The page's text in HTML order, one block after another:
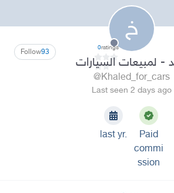
خ
93
Follow 0ratings
- لمبيعات السيارات
@Khaled_for_cars
Last seen 2 days ago
last yr.
Paid
commi
ssion